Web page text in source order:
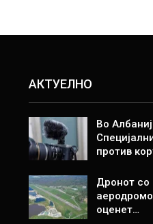
АКТУЕЛНО
Во
против
Дронот со
оценет…